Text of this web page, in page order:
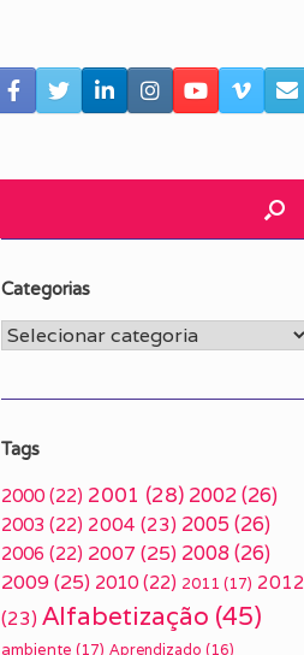
Categorias
Categorias
Tags
2000 (22) 2001 (28) 2002(26)
2003 (22) 2004 (23) 2005 (26)
2006 (22) 2007 (25) 2008(26)
2009(25) 2010 (22) 2011 (17) 2012
(23) Alfabetização (45)
ambiente (17) Aprendizado (16)